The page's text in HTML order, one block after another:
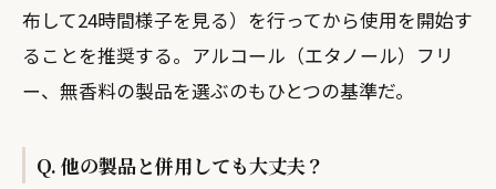
布して24時間様子を見る）を行ってから使用を開始す
ることを推奨する。アルコール（エタノール）フリ
ー、無香料の製品を選ぶのもひとつの基準だ。
Q. 他の製品と併用しても大丈夫？